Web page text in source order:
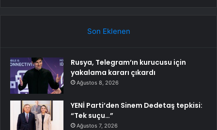
Son Eklenen
Rusya, Telegram’ın kurucusu için
yakalama kararı çıkardı
Ağustos 8, 2026
YENİ Parti’den Sinem Dedetaş tepkisi:
“Tek suçu…”
Ağustos 7, 2026